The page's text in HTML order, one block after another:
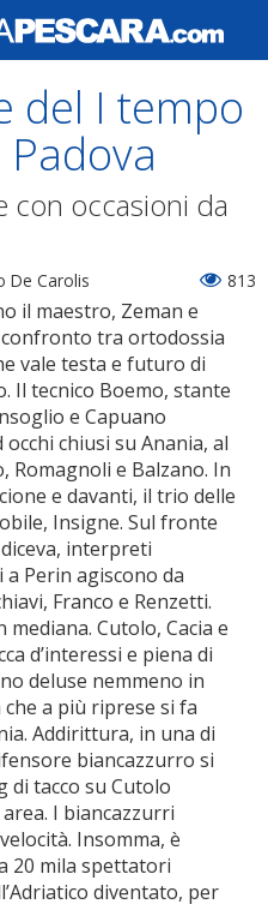
del I tempo
con occasioni da
De Carolis 813
il maestro, Zeman e
confronto tra ortodossia
vale testa e futuro di
Il tecnico Boemo, stante
e Capuano
chiusi su Anania, al
Romagnoli e Balzano. In
e davanti, il trio delle
Insigne. Sul fronte
interpreti
Perin agiscono da
Franco e Renzetti.
Cutolo, Cacia e
d’interessi e piena di
deluse nemmeno in
a più riprese si fa
Addirittura, in una di
biancazzurro si
di tacco su Cutolo
I biancazzurri
Insomma, è
20 mila spettatori
diventato, per